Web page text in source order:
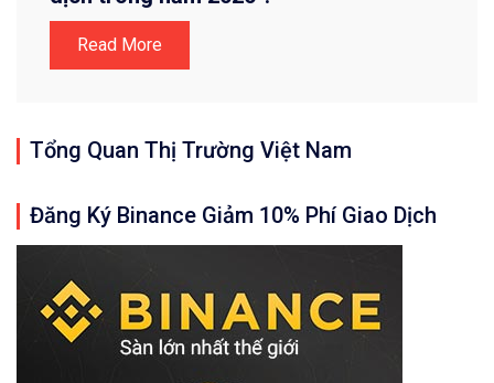
Read More
Tổng Quan Thị Trường Việt Nam
Đăng Ký Binance Giảm 10% Phí Giao Dịch